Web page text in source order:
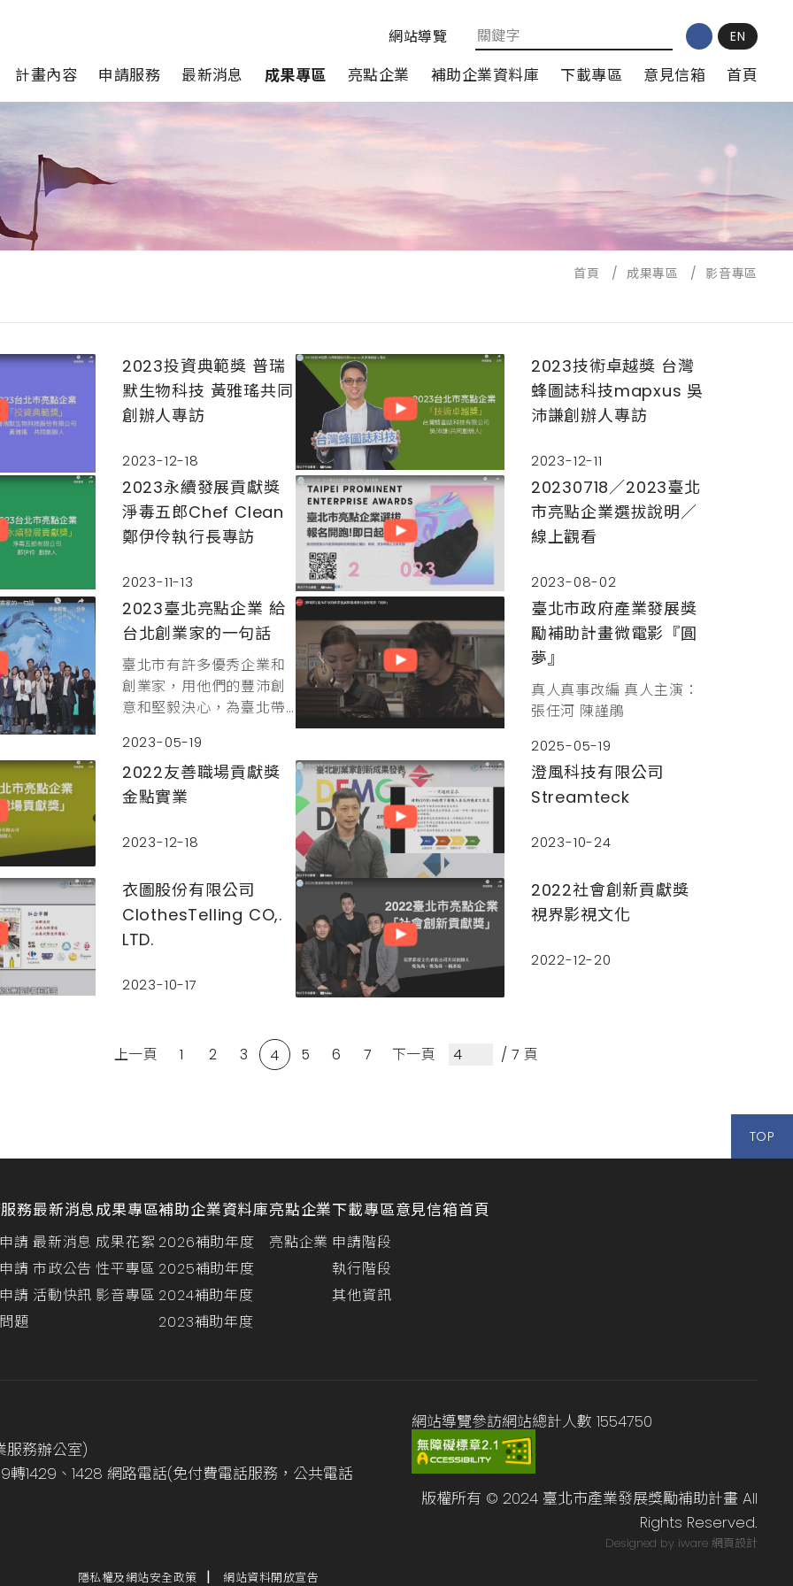
網站導覽 EN
計畫內容 申請服務 最新消息 成果專區 亮點企業 補助企業資料庫 下載專區 意見信箱 首頁
首頁 / 成果專區 / 影音專區
2023投資典範獎 普瑞
默生物科技 黃雅瑤共同
創辦人專訪
2023-12-18
2023技術卓越獎 台灣
蜂圖誌科技mapxus 吳
沛謙創辦人專訪
2023-12-11
2023永續發展貢獻獎
淨毒五郎Chef Clean
鄭伊伶執行長專訪
2023-11-13
20230718／2023臺北
市亮點企業選拔說明／
線上觀看
2023-08-02
2023臺北亮點企業 給
台北創業家的一句話
臺北市有許多優秀企業和
創業家，用他們的豐沛創
意和堅毅決心，為臺北帶
競爭，臺灣新創團隊仍面
臨諸多挑戰，市府就資金
面、人才面、市場面持續
將臺北市打造成一個對創
內的新創在臺北創造各種
可能性。為樹立經營創新
典範，促進標竿學習對
象，臺北市政府自2014年
今年度「臺北市亮點企業
企...
2023-05-19
臺北市政府產業發展獎
勵補助計畫微電影『圓
夢』
真人真事改編 真人主演：
張任河 陳謹鵑
2025-05-19
2022友善職場貢獻獎
金點實業
2023-12-18
澄風科技有限公司
Streamteck
2023-10-24
衣圖股份有限公司
ClothesTelling CO,.
LTD.
2023-10-17
2022社會創新貢獻獎
視界影視文化
2022-12-20
上一頁 1 2 3 4 5 6 7 下一頁 / 7 頁
TOP
務
請
請
請
題
最新消息
最新消息
市政公告
活動快訊
成果專區
成果花絮
性平專區
影音專區
補助企業資料庫
2026補助年度
2025補助年度
2024補助年度
2023補助年度
亮點企業
亮點企業
下載專區
申請階段
執行階段
其他資訊
意見信箱首頁
服務辦公室)
1429、1428 網路電話(免付費電話服務，公共電話
網站導覽參訪網站總計人數 1554750
版權所有 © 2024 臺北市產業發展獎勵補助計畫 All
Rights Reserved.
Designed by iware 網頁設計
隱私權及網站安全政策 網站資料開放宣告